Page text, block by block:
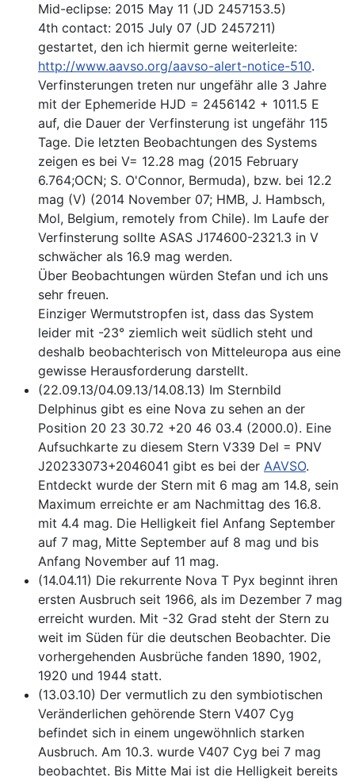
Mid-eclipse: 2015 May 11 (JD 2457153.5)
4th contact: 2015 July 07 (JD 2457211)
gestartet, den ich hiermit gerne weiterleite:
http://www.aavso.org/aavso-alert-notice-510.
Verfinsterungen treten nur ungefähr alle 3 Jahre
mit der Ephemeride HJD = 2456142 + 1011.5 E
auf, die Dauer der Verfinsterung ist ungefähr 115
Tage. Die letzten Beobachtungen des Systems
zeigen es bei V= 12.28 mag (2015 February
6.764;OCN; S. O'Connor, Bermuda), bzw. bei 12.2
mag (V) (2014 November 07; HMB, J. Hambsch,
Mol, Belgium, remotely from Chile). Im Laufe der
Verfinsterung sollte ASAS J174600-2321.3 in V
schwächer als 16.9 mag werden.
Über Beobachtungen würden Stefan und ich uns
sehr freuen.
Einziger Wermutstropfen ist, dass das System
leider mit -23° ziemlich weit südlich steht und
deshalb beobachterisch von Mitteleuropa aus eine
gewisse Herausforderung darstellt.
(22.09.13/04.09.13/14.08.13) Im Sternbild
Delphinus gibt es eine Nova zu sehen an der
Position 20 23 30.72 +20 46 03.4 (2000.0). Eine
Aufsuchkarte zu diesem Stern V339 Del = PNV
J20233073+2046041 gibt es bei der AAVSO.
Entdeckt wurde der Stern mit 6 mag am 14.8, sein
Maximum erreichte er am Nachmittag des 16.8.
mit 4.4 mag. Die Helligkeit fiel Anfang September
auf 7 mag, Mitte September auf 8 mag und bis
Anfang November auf 11 mag.
(14.04.11) Die rekurrente Nova T Pyx beginnt ihren
ersten Ausbruch seit 1966, als im Dezember 7 mag
erreicht wurden. Mit -32 Grad steht der Stern zu
weit im Süden für die deutschen Beobachter. Die
vorhergehenden Ausbrüche fanden 1890, 1902,
1920 und 1944 statt.
(13.03.10) Der vermutlich zu den symbiotischen
Veränderlichen gehörende Stern V407 Cyg
befindet sich in einem ungewöhnlich starken
Ausbruch. Am 10.3. wurde V407 Cyg bei 7 mag
beobachtet. Bis Mitte Mai ist die Helligkeit bereits